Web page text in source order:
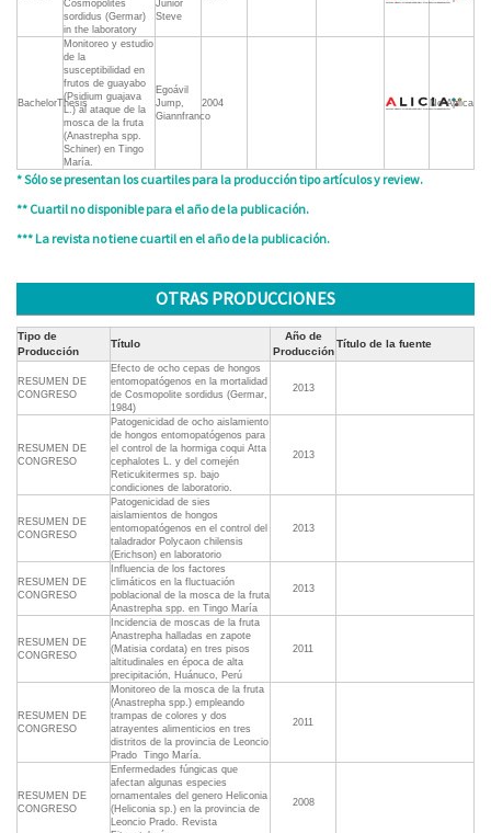
Cosmopolites
sordidus (Germar)
in the laboratory
Junior
Steve
BachelorThesis
Monitoreo y estudio
de la
susceptibilidad en
frutos de guayabo
(Psidium guajava
L.) al ataque de la
mosca de la fruta
(Anastrepha spp.
Schiner) en Tingo
María.
Egoávil
Jump,
Giannfranco
2004 No Aplica
* Sólo se presentan los cuartiles para la producción tipo artículos y review.
** Cuartil no disponible para el año de la publicación.
*** La revista no tiene cuartil en el año de la publicación.
OTRAS PRODUCCIONES
Tipo de
Producción
Título
Año de
Producción
Título de la fuente
RESUMEN DE
CONGRESO
Efecto de ocho cepas de hongos
entomopatógenos en la mortalidad
de Cosmopolite sordidus (Germar,
1984)
2013
RESUMEN DE
CONGRESO
Patogenicidad de ocho aislamiento
de hongos entomopatógenos para
el control de la hormiga coqui Atta
cephalotes L. y del comején
Reticukitermes sp. bajo
condiciones de laboratorio.
2013
RESUMEN DE
CONGRESO
Patogenicidad de sies
aislamientos de hongos
entomopatógenos en el control del
taladrador Polycaon chilensis
(Erichson) en laboratorio
2013
RESUMEN DE
CONGRESO
Influencia de los factores
climáticos en la fluctuación
poblacional de la mosca de la fruta
Anastrepha spp. en Tingo María
2013
RESUMEN DE
CONGRESO
Incidencia de moscas de la fruta
Anastrepha halladas en zapote
(Matisia cordata) en tres pisos
altitudinales en época de alta
precipitación, Huánuco, Perú
2011
RESUMEN DE
CONGRESO
Monitoreo de la mosca de la fruta
(Anastrepha spp.) empleando
trampas de colores y dos
atrayentes alimenticios en tres
distritos de la provincia de Leoncio
Prado  Tingo María.
2011
RESUMEN DE
CONGRESO
Enfermedades fúngicas que
afectan algunas especies
ornamentales del genero Heliconia
(Heliconia sp.) en la provincia de
Leoncio Prado. Revista
2008